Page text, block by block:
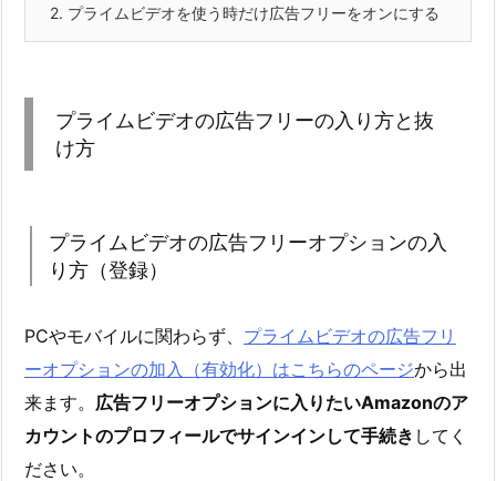
2. プライムビデオを使う時だけ広告フリーをオンにする
プライムビデオの広告フリーの入り方と抜
け方
プライムビデオの広告フリーオプションの入
り方（登録）
PCやモバイルに関わらず、 プライムビデオの広告フリ
ーオプションの加入（有効化）はこちらのページから出
来ます。 広告フリーオプションに入りたいAmazonのア
カウントのプロフィールでサインインして手続き してく
ださい。